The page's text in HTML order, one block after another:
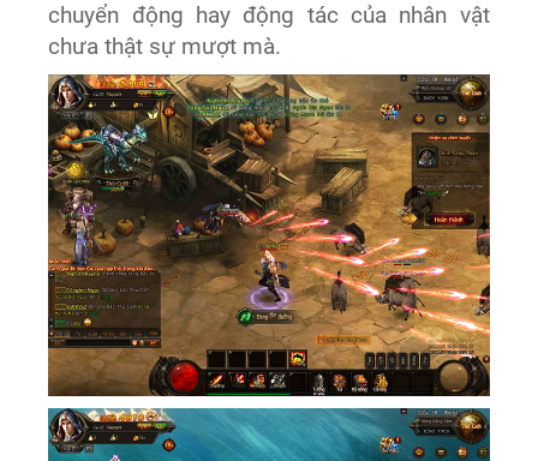
chuyển động hay động tác của nhân vật
chưa thật sự mượt mà.